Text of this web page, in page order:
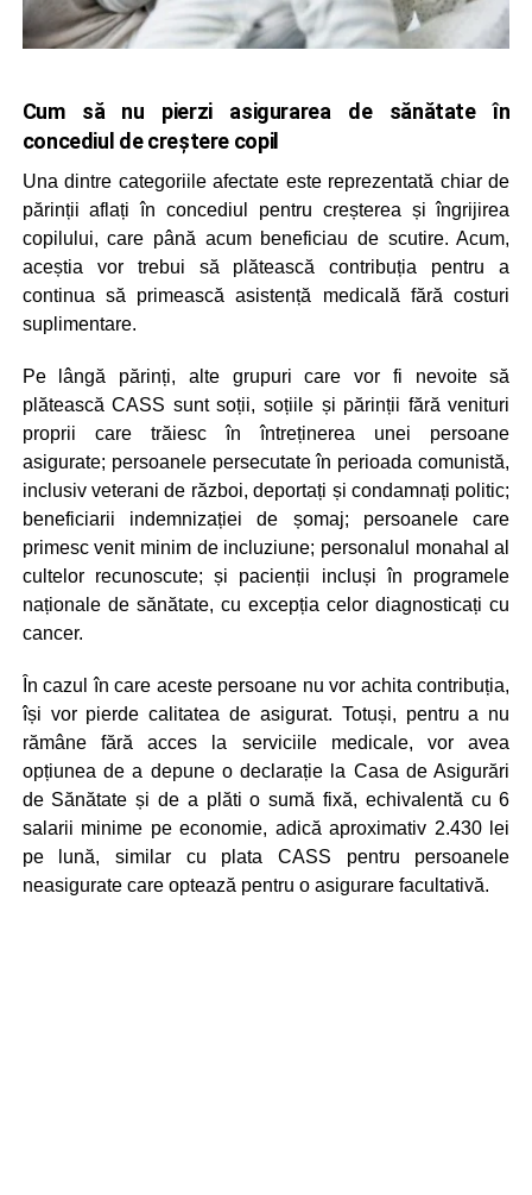
Cum să nu pierzi asigurarea de sănătate în
concediul de creștere copil
Una dintre categoriile afectate este reprezentată chiar de
părinții aflați în concediul pentru creșterea și îngrijirea
copilului, care până acum beneficiau de scutire. Acum,
aceștia vor trebui să plătească contribuția pentru a
continua să primească asistență medicală fără costuri
suplimentare.
Pe lângă părinți, alte grupuri care vor fi nevoite să
plătească CASS sunt soții, soțiile și părinții fără venituri
proprii care trăiesc în întreținerea unei persoane
asigurate; persoanele persecutate în perioada comunistă,
inclusiv veterani de război, deportați și condamnați politic;
beneficiarii indemnizației de șomaj; persoanele care
primesc venit minim de incluziune; personalul monahal al
cultelor recunoscute; și pacienții incluși în programele
naționale de sănătate, cu excepția celor diagnosticați cu
cancer.
În cazul în care aceste persoane nu vor achita contribuția,
își vor pierde calitatea de asigurat. Totuși, pentru a nu
rămâne fără acces la serviciile medicale, vor avea
opțiunea de a depune o declarație la Casa de Asigurări
de Sănătate și de a plăti o sumă fixă, echivalentă cu 6
salarii minime pe economie, adică aproximativ 2.430 lei
pe lună, similar cu plata CASS pentru persoanele
neasigurate care optează pentru o asigurare facultativă.